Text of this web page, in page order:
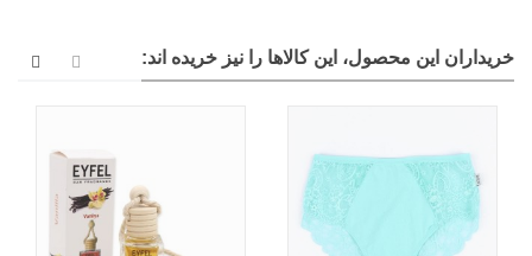
خریداران این محصول، این کالاها را نیز خریده اند: